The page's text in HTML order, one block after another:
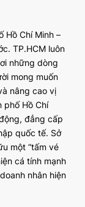
Hồ Chí Minh –
TP.HCM luôn
những dòng
mong muốn
nâng cao vị
phố Hồ Chí
đẳng cấp
quốc tế. Sở
một “tấm vé
cá tính mạnh
nhân hiện